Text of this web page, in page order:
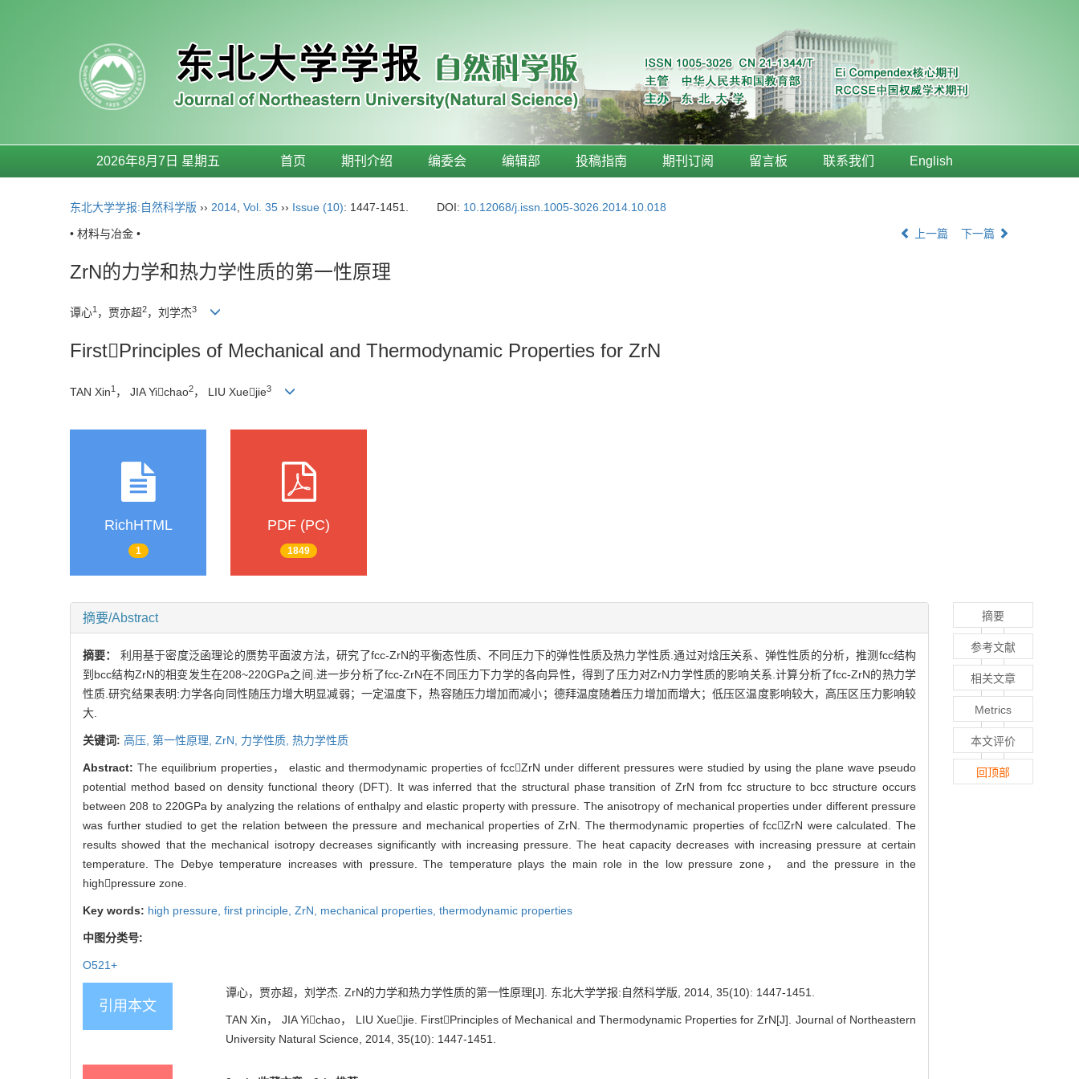
2026年8月7日 星期五 首页 期刊介绍 编委会 编辑部 投稿指南 期刊订阅 留言板 联系我们 English
东北大学学报:自然科学版 ›› 2014 Vol. 35 ›› Issue (10): 1447-1451. DOI: 10.12068/j.issn.1005-3026.2014.10.018
• 材料与冶金 • 上一篇 下一篇
ZrN的力学和热力学性质的第一性原理
谭心1 ，贾亦超2，刘学杰3
FirstPrinciples of Mechanical and Thermodynamic Properties for ZrN
TAN Xin1 ， JIA Yichao2， LIU Xuejie3
RichHTML
1
PDF (PC)
1849
摘要/Abstract
摘要： 利用基于密度泛函理论的赝势平面波方法，研究了fcc-ZrN的平衡态性质、不同压力下的弹性性质及热力学性质.通过对焓压关系、弹性性质的分析，推测fcc结构
到bcc结构ZrN的相变发生在208~220GPa之间.进一步分析了fcc-ZrN在不同压力下力学的各向异性，得到了压力对ZrN力学性质的影响关系.计算分析了fcc-ZrN的热力学
性质.研究结果表明:力学各向同性随压力增大明显减弱；一定温度下，热容随压力增加而减小；德拜温度随着压力增加而增大；低压区温度影响较大，高压区压力影响较
大.
关键词: 高压, 第一性原理, ZrN, 力学性质, 热力学性质
Abstract: The equilibrium properties， elastic and thermodynamic properties of fccZrN under different pressures were studied by using the plane wave pseudo
potential method based on density functional theory (DFT). It was inferred that the structural phase transition of ZrN from fcc structure to bcc structure occurs
between 208 to 220GPa by analyzing the relations of enthalpy and elastic property with pressure. The anisotropy of mechanical properties under different pressure
was further studied to get the relation between the pressure and mechanical properties of ZrN. The thermodynamic properties of fccZrN were calculated. The
results showed that the mechanical isotropy decreases significantly with increasing pressure. The heat capacity decreases with increasing pressure at certain
temperature. The Debye temperature increases with pressure. The temperature plays the main role in the low pressure zone， and the pressure in the
highpressure zone.
Key words: high pressure, first principle, ZrN, mechanical properties, thermodynamic properties
中图分类号:
O521+
引用本文
谭心，贾亦超，刘学杰. ZrN的力学和热力学性质的第一性原理[J]. 东北大学学报:自然科学版, 2014, 35(10): 1447-1451.
TAN Xin， JIA Yichao， LIU Xuejie. FirstPrinciples of Mechanical and Thermodynamic Properties for ZrN[J]. Journal of Northeastern
University Natural Science, 2014, 35(10): 1447-1451.
摘要
参考文献
相关文章
Metrics
本文评价
回顶部